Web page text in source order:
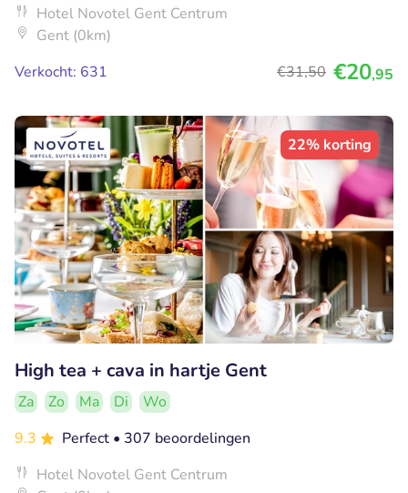
Hotel Novotel Gent Centrum
Gent (0km)
Verkocht: 631
€31,50 €20,95
22% korting
High tea + cava in hartje Gent
Za Zo Ma Di
Wo
9.3
Perfect • 307 beoordelingen
Hotel Novotel Gent Centrum